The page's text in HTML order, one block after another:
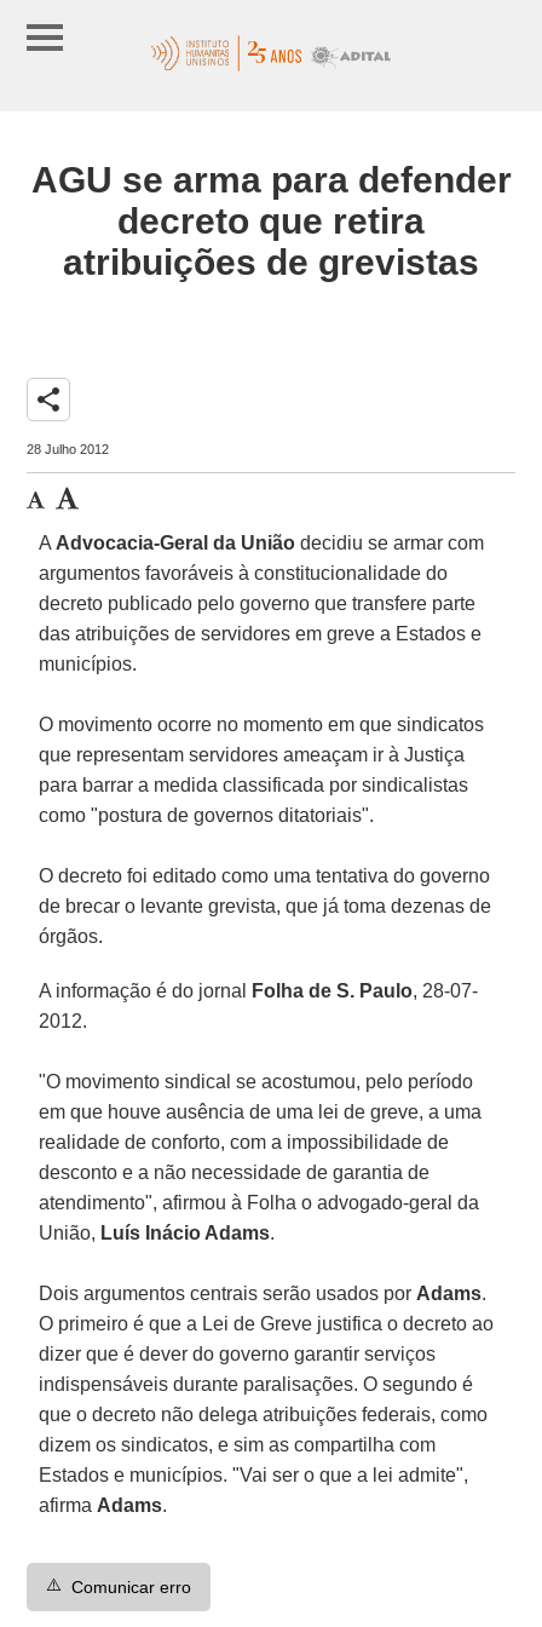
AGU se arma para defender
decreto que retira
atribuições de grevistas
share
28 Julho 2012
A Advocacia-Geral da União decidiu se armar com
argumentos favoráveis à constitucionalidade do
decreto publicado pelo governo que transfere parte
das atribuições de servidores em greve a Estados e
municípios.
O movimento ocorre no momento em que sindicatos
que representam servidores ameaçam ir à Justiça
para barrar a medida classificada por sindicalistas
como "postura de governos ditatoriais".
O decreto foi editado como uma tentativa do governo
de brecar o levante grevista, que já toma dezenas de
órgãos.
A informação é do jornal Folha de S. Paulo, 28-07-
2012.
"O movimento sindical se acostumou, pelo período
em que houve ausência de uma lei de greve, a uma
realidade de conforto, com a impossibilidade de
desconto e a não necessidade de garantia de
atendimento", afirmou à Folha o advogado-geral da
União, Luís Inácio Adams.
Dois argumentos centrais serão usados por Adams.
O primeiro é que a Lei de Greve justifica o decreto ao
dizer que é dever do governo garantir serviços
indispensáveis durante paralisações. O segundo é
que o decreto não delega atribuições federais, como
dizem os sindicatos, e sim as compartilha com
Estados e municípios. "Vai ser o que a lei admite",
afirma Adams.
⚠️ Comunicar erro